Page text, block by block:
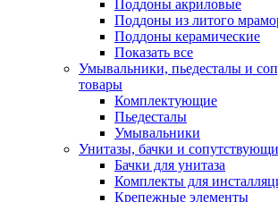
Поддоны акриловые
Поддоны из литого
Поддоны керамические
Показать все
Умывальники, пьедесталы и
товары
Комплектующие
Пьедесталы
Умывальники
Унитазы, бачки и
Бачки для унитаза
Комплекты для
Крепежные элементы